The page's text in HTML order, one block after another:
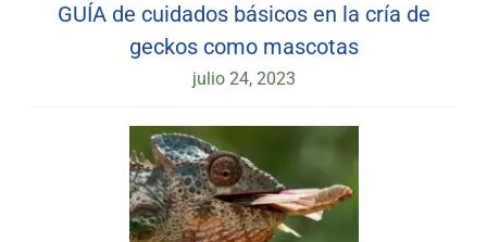
GUÍA de cuidados básicos en la cría de
geckos como mascotas
julio 24, 2023